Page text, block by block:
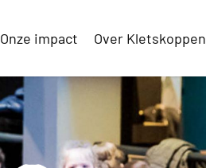
Onze impact Over Kletskoppen